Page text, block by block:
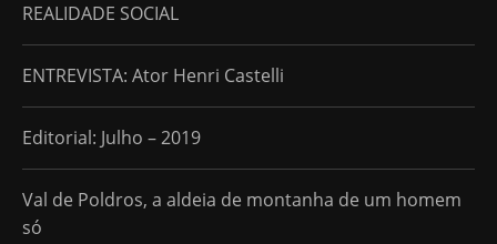
REALIDADE SOCIAL
ENTREVISTA: Ator Henri Castelli
Editorial: Julho – 2019
Val de Poldros, a aldeia de montanha de um homem
só